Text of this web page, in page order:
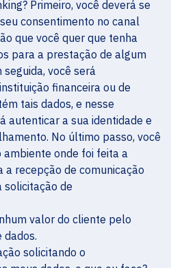
Primeiro, você deverá se
consentimento no canal
que você quer que tenha
para a prestação de algum
você será
financeira ou de
tais dados, e nesse
autenticar a sua identidade e
No último passo, você
ambiente onde foi feita a
a recepção de comunicação
solicitação de
valor do cliente pelo
solicitando o